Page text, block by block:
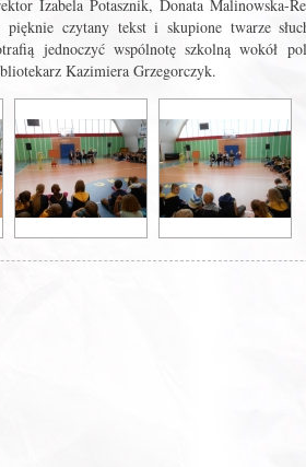
Izabela Potasznik, Donata Malinowska-
czytany tekst i skupione twarze
jednoczyć wspólnotę szkolną wokół
Kazimiera Grzegorczyk.